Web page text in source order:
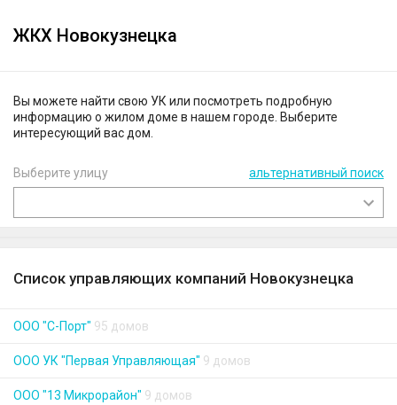
ЖКХ Новокузнецка
Вы можете найти свою УК или посмотреть подробную
информацию о жилом доме в нашем городе. Выберите
интересующий вас дом.
Выберите улицу альтернативный поиск
Список управляющих компаний Новокузнецка
ООО "С-Порт" 95 домов
ООО УК "Первая Управляющая" 9 домов
ООО "13 Микрорайон" 9 домов